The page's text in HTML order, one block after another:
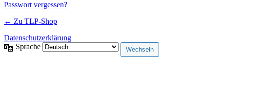
Passwort vergessen?
← Zu TLP-Shop
Datenschutzerklärung
Sprache